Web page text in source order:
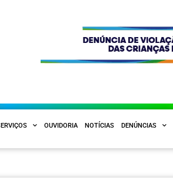
OUVIDORIA NOTÍCIAS DENÚNCIAS